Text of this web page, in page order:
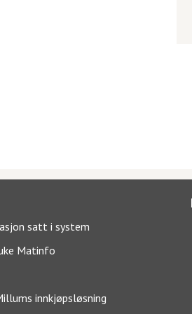
satt i system
Matinfo
innkjøpsløsning